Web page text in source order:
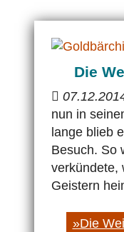
Die
nun in
lange blieb
Besuch. So
verkündete,
Geistern
»Die